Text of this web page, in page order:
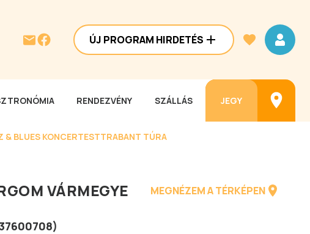
ÚJ PROGRAM HIRDETÉS
RENDEZVÉNY SZÁLLÁS JEGY
& BLUES KONCERTESTTRABANT TÚRA
VÁRMEGYE MEGNÉZEM A TÉRKÉPEN
)